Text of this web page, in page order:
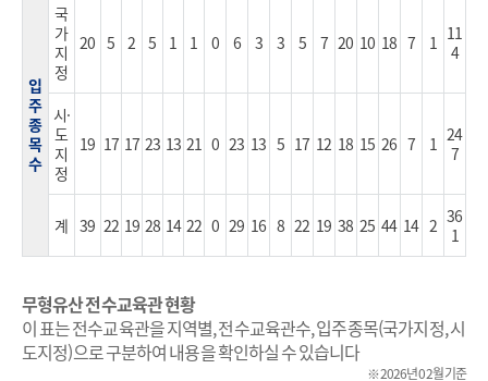
무형유산 전수교육관 현황
이 표는 전수교육관을 지역별, 전수교육관수, 입주종목(국가지정, 시
도지정)으로 구분하여 내용을 확인하실 수 있습니다
※ 2026년 02월 기준
입
주
종
목
수
국
가
지
정
20 5 2 5 1 1 0 6 3 3 5 7 20 10 18 7 1 11
4
시·
도
지
정
19 17 17 23 13 21 0 23 13 5 17 12 18 15 26 7 1 24
7
계 39 22 19 28 14 22 0 29 16 8 22 19 38 25 44 14 2 36
1